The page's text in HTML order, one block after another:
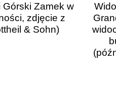
Zamek w
zdjęcie z
& Sohn)